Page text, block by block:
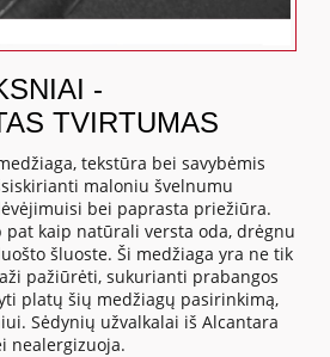
-
TVIRTUMAS
tekstūra bei savybėmis
maloniu švelnumu
bei paprasta priežiūra.
pat kaip natūrali versta oda, drėgnu
šluoste. Ši medžiaga yra ne tik
pažiūrėti, sukurianti prabangos
platų šių medžiagų pasirinkimą,
Sėdynių užvalkalai iš Alcantara
nealergizuoja.